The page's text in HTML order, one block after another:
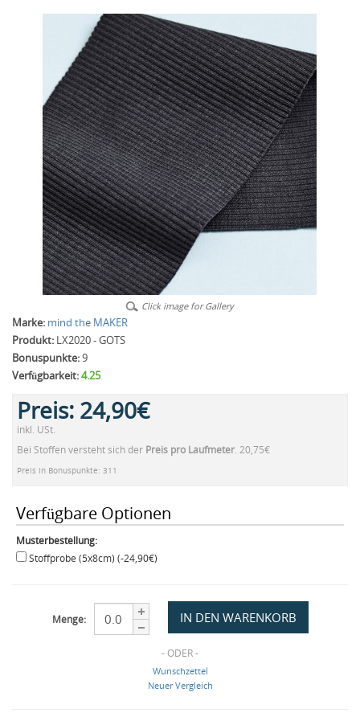
Click image for Gallery
Marke: mind the MAKER
Produkt: LX2020 - GOTS
Bonuspunkte:9
Verfügbarkeit:4.25
Preis: 24,90€
inkl. USt.
Bei Stoffen versteht sich der Preis pro Laufmeter. 20,75€
Preis in Bonuspunkte: 311
Verfügbare Optionen
Musterbestellung:
Stoffprobe (5x8cm) (-24,90€)
Menge:
- ODER -
Wunschzettel
Neuer Vergleich